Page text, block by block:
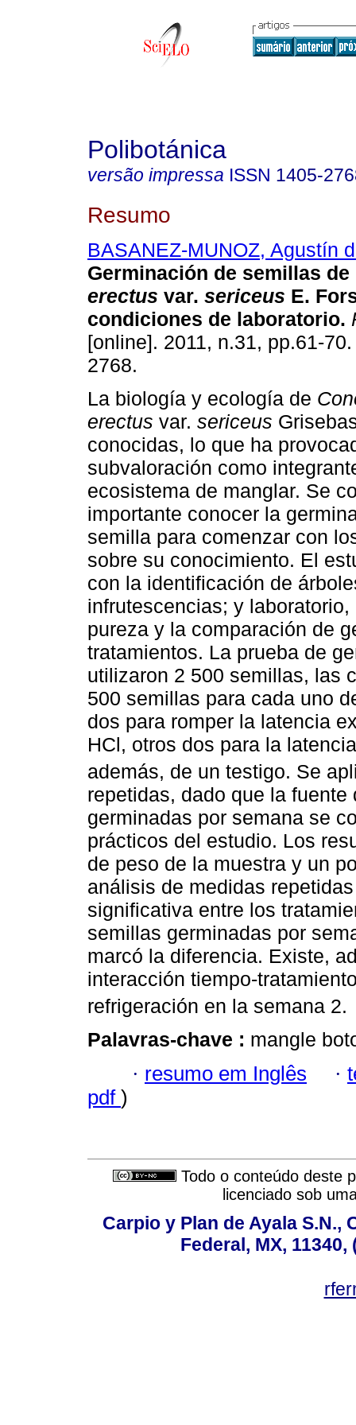
Polibotánica
versão impressa ISSN 1405-
Resumo
BASANEZ-MUNOZ, Agustín
Germinación de semillas de
erectus var. sericeus E.
condiciones de laboratorio.
[online]. 2011, n.31, pp.61-
2768.
La biología y ecología de
erectus var. sericeus
conocidas, lo que ha
subvaloración como
ecosistema de manglar. Se
importante conocer la
semilla para comenzar con
sobre su conocimiento. El
con la identificación de
infrutescencias; y
pureza y la comparación de
tratamientos. La prueba de
utilizaron 2 500 semillas, las
500 semillas para cada uno
dos para romper la latencia
HCl, otros dos para la
además, de un testigo. Se
repetidas, dado que la
germinadas por semana se
prácticos del estudio. Los
de peso de la muestra y un
análisis de medidas
significativa entre los
semillas germinadas por
marcó la diferencia. Existe,
interacción tiempo-
refrigeración en la semana 2.
Palavras-chave : mangle
· resumo em Inglês ·
pdf )
Todo o conteúdo deste
licenciado sob
Carpio y Plan de Ayala S.N.,
Federal, MX,